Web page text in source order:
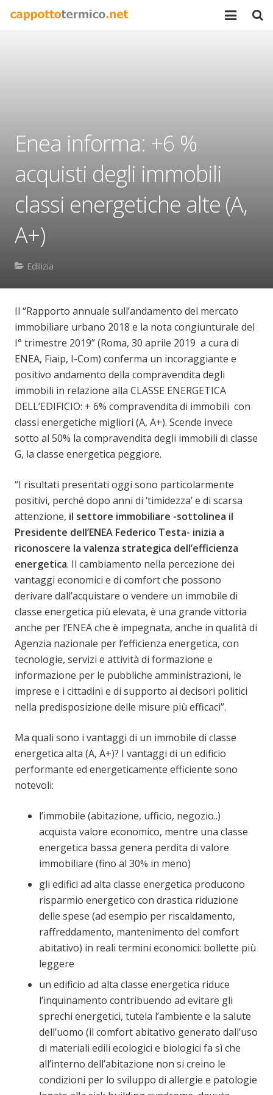
Enea informa: +6 %
acquisti degli immobili
classi energetiche alte (A,
A+)
Edilizia
Il “Rapporto annuale sull’andamento del mercato
immobiliare urbano 2018 e la nota congiunturale del
I° trimestre 2019” (Roma, 30 aprile 2019 a cura di
ENEA, Fiaip, I-Com) conferma un incoraggiante e
positivo andamento della compravendita degli
immobili in relazione alla CLASSE ENERGETICA
DELL’EDIFICIO: + 6% compravendita di immobili con
classi energetiche migliori (A, A+). Scende invece
sotto al 50% la compravendita degli immobili di classe
G, la classe energetica peggiore.
“I risultati presentati oggi sono particolarmente
positivi, perché dopo anni di ‘timidezza’ e di scarsa
attenzione, il settore immobiliare -sottolinea il
Presidente dell’ENEA Federico Testa- inizia a
riconoscere la valenza strategica dell’efficienza
energetica. Il cambiamento nella percezione dei
vantaggi economici e di comfort che possono
derivare dall’acquistare o vendere un immobile di
classe energetica più elevata, è una grande vittoria
anche per l’ENEA che è impegnata, anche in qualità di
Agenzia nazionale per l’efficienza energetica, con
tecnologie, servizi e attività di formazione e
informazione per le pubbliche amministrazioni, le
imprese e i cittadini e di supporto ai decisori politici
nella predisposizione delle misure più efficaci”.
Ma quali sono i vantaggi di un immobile di classe
energetica alta (A, A+)? I vantaggi di un edificio
performante ed energeticamente efficiente sono
notevoli:
l’immobile (abitazione, ufficio, negozio..)
acquista valore economico, mentre una classe
energetica bassa genera perdita di valore
immobiliare (fino al 30% in meno)
gli edifici ad alta classe energetica producono
risparmio energetico con drastica riduzione
delle spese (ad esempio per riscaldamento,
raffreddamento, mantenimento del comfort
abitativo) in reali termini economici: bollette più
leggere
un edificio ad alta classe energetica riduce
l’inquinamento contribuendo ad evitare gli
sprechi energetici, tutela l’ambiente e la salute
dell’uomo (il comfort abitativo generato dall’uso
di materiali edili ecologici e biologici fa sì che
all’interno dell’abitazione non si creino le
condizioni per lo sviluppo di allergie e patologie